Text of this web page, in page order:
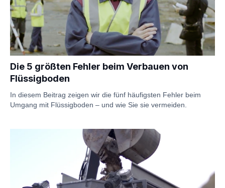
Die 5 größten Fehler beim Verbauen von
Flüssigboden
In diesem Beitrag zeigen wir die fünf häufigsten Fehler beim
Umgang mit Flüssigboden – und wie Sie sie vermeiden.